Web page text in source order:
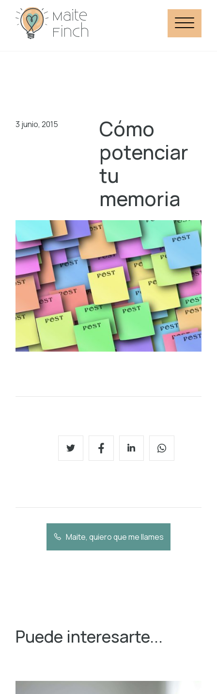
3 junio, 2015
Cómo
potenciar
tu
memoria
Maite, quiero que me llames
Puede interesarte...